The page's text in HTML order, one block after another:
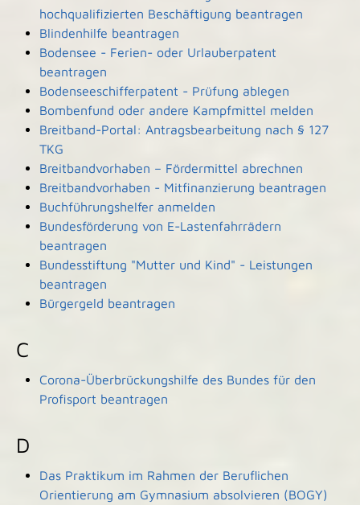
hochqualifizierten Beschäftigung beantragen
Blindenhilfe beantragen
Bodensee - Ferien- oder Urlauberpatent
beantragen
Bodenseeschifferpatent - Prüfung ablegen
Bombenfund oder andere Kampfmittel melden
Breitband-Portal: Antragsbearbeitung nach § 127
TKG
Breitbandvorhaben – Fördermittel abrechnen
Breitbandvorhaben - Mitfinanzierung beantragen
Buchführungshelfer anmelden
Bundesförderung von E-Lastenfahrrädern
beantragen
Bundesstiftung "Mutter und Kind" - Leistungen
beantragen
Bürgergeld beantragen
C
Corona-Überbrückungshilfe des Bundes für den
Profisport beantragen
D
Das Praktikum im Rahmen der Beruflichen
Orientierung am Gymnasium absolvieren (BOGY)